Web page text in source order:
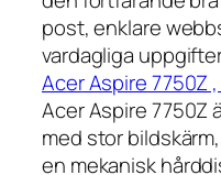
post, enklare
vardagliga
Acer Aspire 7750Z ,
Acer Aspire 7750Z
med stor
en mekanisk